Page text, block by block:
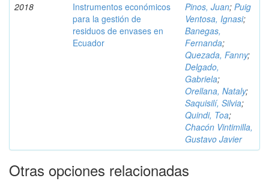
2018
Instrumentos económicos
para la gestión de
residuos de envases en
Ecuador
Pinos, Juan; Puig
Ventosa, Ignasi;
Banegas,
Fernanda;
Quezada, Fanny;
Delgado,
Gabriela;
Orellana, Nataly;
Saquisilí, Silvia;
Quindi, Toa;
Chacón Vintimilla,
Gustavo Javier
Otras opciones relacionadas